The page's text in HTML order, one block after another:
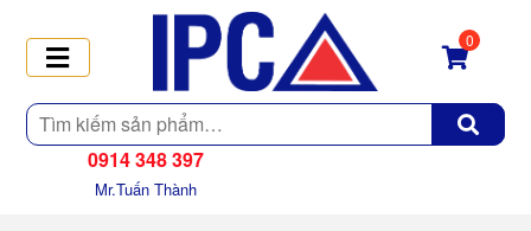
Tìm
kiếm
0
0914 348 397
Mr.Tuấn Thành